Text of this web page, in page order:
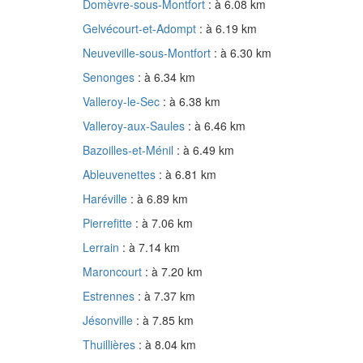
Domèvre-sous-Montfort : à 6.08 km
Gelvécourt-et-Adompt : à 6.19 km
Neuveville-sous-Montfort : à 6.30 km
Senonges : à 6.34 km
Valleroy-le-Sec : à 6.38 km
Valleroy-aux-Saules : à 6.46 km
Bazoilles-et-Ménil : à 6.49 km
Ableuvenettes : à 6.81 km
Haréville : à 6.89 km
Pierrefitte : à 7.06 km
Lerrain : à 7.14 km
Maroncourt : à 7.20 km
Estrennes : à 7.37 km
Jésonville : à 7.85 km
Thuillières : à 8.04 km